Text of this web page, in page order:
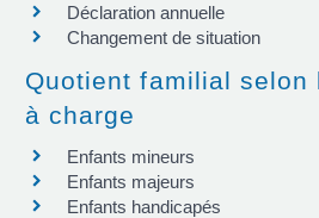
Déclaration annuelle
Changement de situation
Quotient familial selon
à charge
Enfants mineurs
Enfants majeurs
Enfants handicapés